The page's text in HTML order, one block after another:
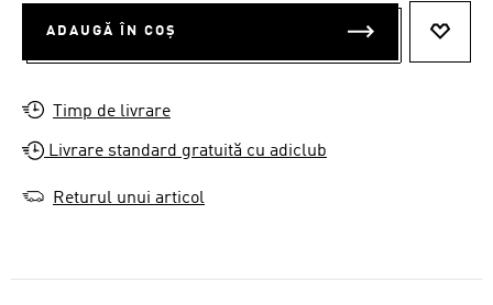
ADAUGĂ ÎN COȘ
Timp de livrare
Livrare standard gratuită cu adiclub
Returul unui articol